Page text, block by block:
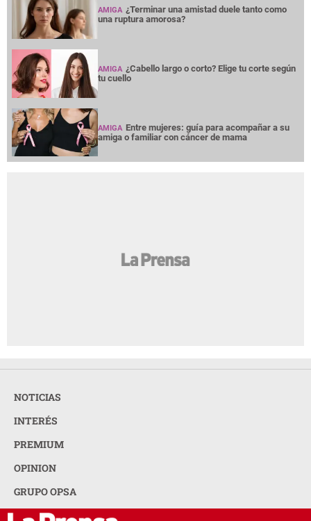
AMIGA ¿Terminar una amistad duele tanto como
una ruptura amorosa?
AMIGA ¿Cabello largo o corto? Elige tu corte según
tu cuello
AMIGA Entre mujeres: guía para acompañar a su
amiga o familiar con cáncer de mama
NOTICIAS
INTERÉS
PREMIUM
OPINION
GRUPO OPSA